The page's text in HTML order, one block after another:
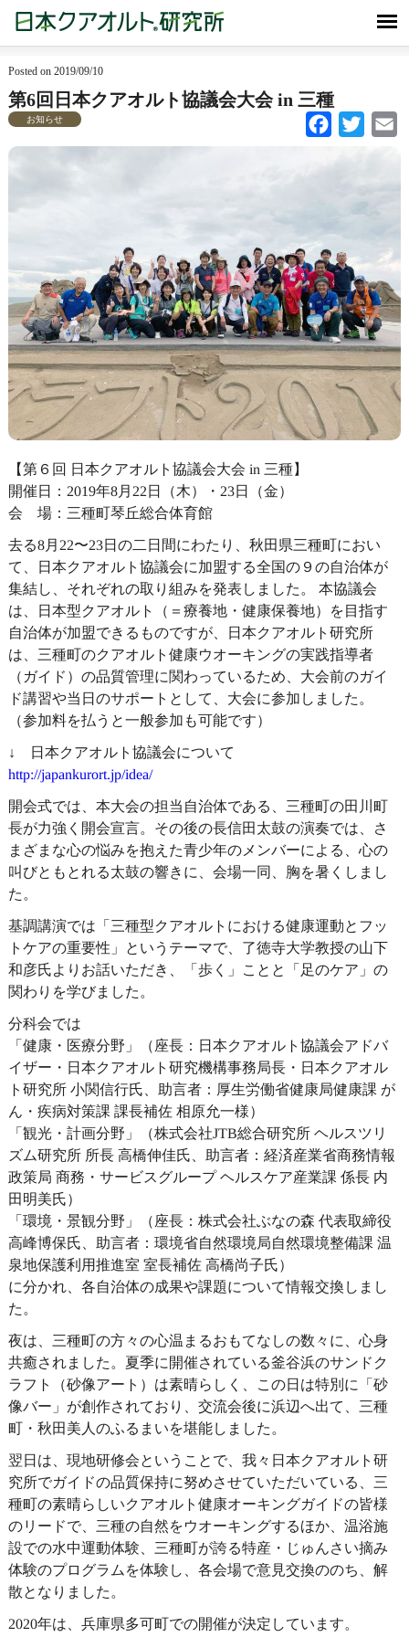
Posted on 2019/09/10
第6回日本クアオルト協議会大会 in 三種
Facebook Twitter
お知らせ
【第６回 日本クアオルト協議会大会 in 三種】
開催日：2019年8月22日（木）・23日（金）
会 場：三種町琴丘総合体育館
去る8月22〜23日の二日間にわたり、秋田県三種町におい
て、日本クアオルト協議会に加盟する全国の９の自治体が
集結し、それぞれの取り組みを発表しました。 本協議会
は、日本型クアオルト（＝療養地・健康保養地）を目指す
自治体が加盟できるものですが、日本クアオルト研究所
は、三種町のクアオルト健康ウオーキングの実践指導者
（ガイド）の品質管理に関わっているため、大会前のガイ
ド講習や当日のサポートとして、大会に参加しました。
（参加料を払うと一般参加も可能です）
↓ 日本クアオルト協議会について
http://japankurort.jp/idea/
開会式では、本大会の担当自治体である、三種町の田川町
長が力強く開会宣言。その後の長信田太鼓の演奏では、さ
まざまな心の悩みを抱えた青少年のメンバーによる、心の
叫びともとれる太鼓の響きに、会場一同、胸を暑くしまし
た。
基調講演では「三種型クアオルトにおける健康運動とフッ
トケアの重要性」というテーマで、了徳寺大学教授の山下
和彦氏よりお話いただき、「歩く」ことと「足のケア」の
関わりを学びました。
分科会では
「健康・医療分野」（座長：日本クアオルト協議会アドバ
イザー・日本クアオルト研究機構事務局長・日本クアオル
ト研究所 小関信行氏、助言者：厚生労働省健康局健康課 が
ん・疾病対策課 課長補佐 相原允一様）
「観光・計画分野」（株式会社JTB総合研究所 ヘルスツリ
ズム研究所 所長 高橋伸佳氏、助言者：経済産業省商務情報
政策局 商務・サービスグループ ヘルスケア産業課 係長 内
田明美氏）
「環境・景観分野」（座長：株式会社ぶなの森 代表取締役
高峰博保氏、助言者：環境省自然環境局自然環境整備課 温
泉地保護利用推進室 室長補佐 高橋尚子氏）
に分かれ、各自治体の成果や課題について情報交換しまし
た。
夜は、三種町の方々の心温まるおもてなしの数々に、心身
共癒されました。夏季に開催されている釜谷浜のサンドク
ラフト（砂像アート）は素晴らしく、この日は特別に「砂
像バー」が創作されており、交流会後に浜辺へ出て、三種
町・秋田美人のふるまいを堪能しました。
翌日は、現地研修会ということで、我々日本クアオルト研
究所でガイドの品質保持に努めさせていただいている、三
種町の素晴らしいクアオルト健康オーキングガイドの皆様
のリードで、三種の自然をウオーキングするほか、温浴施
設での水中運動体験、三種町が誇る特産・じゅんさい摘み
体験のプログラムを体験し、各会場で意見交換ののち、解
散となりました。
2020年は、兵庫県多可町での開催が決定しています。